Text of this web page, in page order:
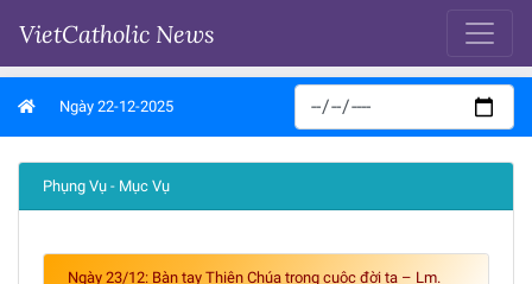
VietCatholic News
Ngày 22-12-2025
Phụng Vụ - Mục Vụ
Ngày 23/12: Bàn tay Thiên Chúa trong cuộc đời ta – Lm.